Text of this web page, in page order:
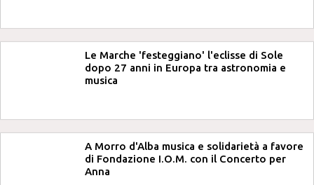
Le Marche 'festeggiano' l'eclisse di Sole
dopo 27 anni in Europa tra astronomia e
musica
A Morro d'Alba musica e solidarietà a favore
di Fondazione I.O.M. con il Concerto per
Anna